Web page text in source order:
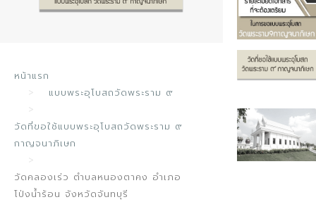
หน้าแรก
แบบพระอุโบสถวัดพระราม ๙
วัดที่ขอใช้แบบพระอุโบสถวัดพระราม ๙
กาญจนาภิเษก
วัดคลองเร่ว ตำบลหนองตาคง อำเภอ
โป่งน้ำร้อน จังหวัดจันทบุรี